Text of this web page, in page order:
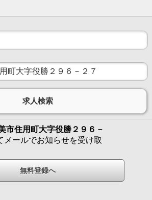
市住用町大字役勝２９６－
メールでお知らせを受け取